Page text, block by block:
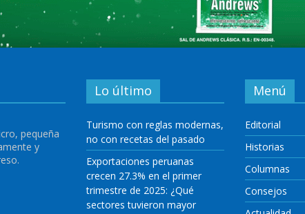
pequeña
y
Lo último
Turismo con reglas modernas,
no con recetas del pasado
Exportaciones peruanas
crecen 27.3% en el primer
trimestre de 2025: ¿Qué
sectores tuvieron mayor
Menú
Editorial
Historias
Columnas
Consejos